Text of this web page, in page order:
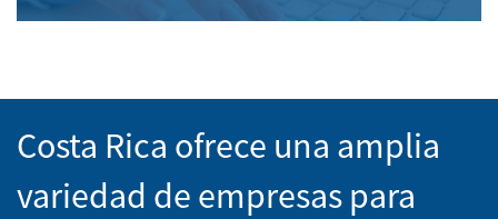
Costa Rica ofrece una amplia
variedad de empresas para